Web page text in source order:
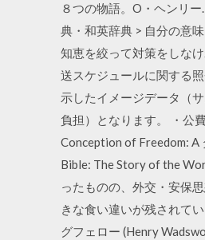
８つの物語。O・ヘンリ
典・和英辞典 > 自分の意
知恵を絞って対策をしな
送スケジュールに関する
示したイメージデータ（
負担）となります。 ・公
Conception of Freedom: A
Bible: The Story of the
ったものの、外交・安保
きな食い違いが残されて
グフェロー (Henry